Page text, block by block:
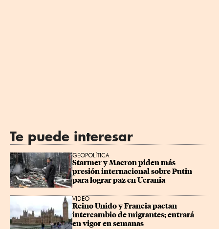
Te puede interesar
GEOPOLÍTICA
Starmer y Macron piden más
presión internacional sobre Putin
para lograr paz en Ucrania
VIDEO
Reino Unido y Francia pactan
intercambio de migrantes; entrará
en vigor en semanas